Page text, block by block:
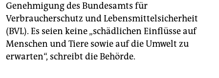
Genehmigung des Bundesamts für
Verbraucherschutz und Lebensmittelsicherheit
(BVL). Es seien keine „schädlichen Einflüsse auf
Menschen und Tiere sowie auf die Umwelt zu
erwarten“, schreibt die Behörde.